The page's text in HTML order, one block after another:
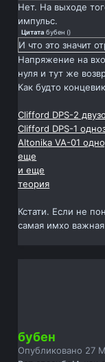
Нет. На выходе
импульс.
Цитата бубен ()
И что это значит
Напряжение на
нуля и тут же
Как будто
Clifford DPS-2
Clifford DPS-1
Altonika VA-01
еще
и еще
теория
Кстати. Если не
самая имхо важная
бубен
Опубликовано 27